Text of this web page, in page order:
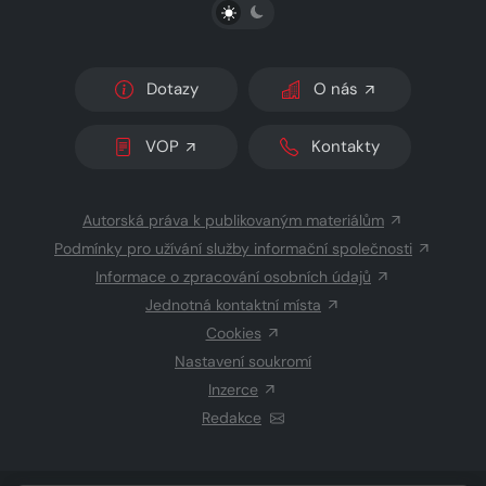
Dotazy O nás
VOP Kontakty
Autorská práva k publikovaným materiálům
Podmínky pro užívání služby informační společnosti
Informace o zpracování osobních údajů
Jednotná kontaktní místa
Cookies
Nastavení soukromí
Inzerce
Redakce